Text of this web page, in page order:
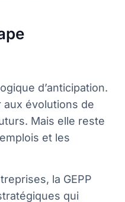
d’anticipation.
aux évolutions de
Mais elle reste
et les
la GEPP
qui